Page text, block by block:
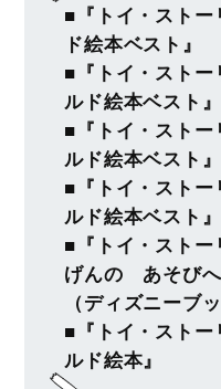
■『トイ・スト
ド絵本ベスト』
■『トイ・スト
ルド絵本ベスト』
■『トイ・スト
ルド絵本ベスト』
■『トイ・スト
ルド絵本ベスト』
■『トイ・スト
げんの あそび
（ディズニーブ
■『トイ・スト
ルド絵本』